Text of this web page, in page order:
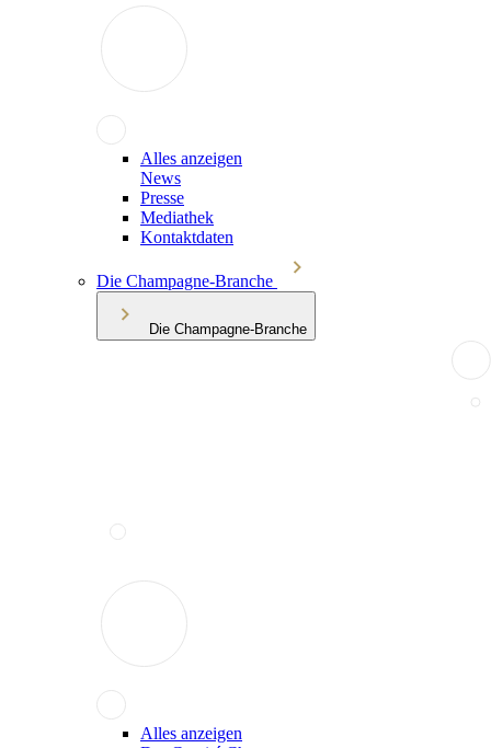
Alles anzeigen
News
Presse
Mediathek
Kontaktdaten
Die Champagne-Branche
Die Champagne-Branche
Alles anzeigen